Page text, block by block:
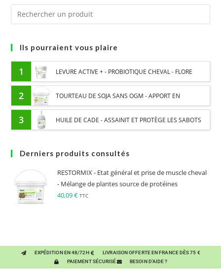
Ils pourraient vous plaire
1 LEVURE ACTIVE + - PROBIOTIQUE CHEVAL - FLORE
INTESTINALE ET DIGESTION
2 TOURTEAU DE SOJA SANS OGM - APPORT EN
PROTÉINES ET SOUTIEN ÉNERGÉTIQUE POUR CHEVAUX
3 HUILE DE CADE - ASSAINIT ET PROTÈGE LES SABOTS
Derniers produits consultés
RESTORMIX - Etat général et prise de muscle cheval
- Mélange de plantes source de protéines
40,09€ TTC
EXPÉDITION EN 48/72H
LIVRAISON OFFERTE EN FRANCE DÈS 75 €
PAIEMENT SÉCURISÉ
BESOIN D'AIDE ?